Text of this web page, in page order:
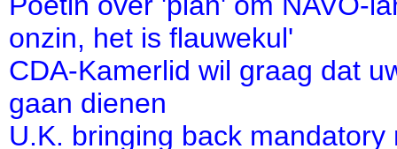
onzin, het is flauwekul'
CDA-Kamerlid wil graag dat
gaan dienen
U.K. bringing back